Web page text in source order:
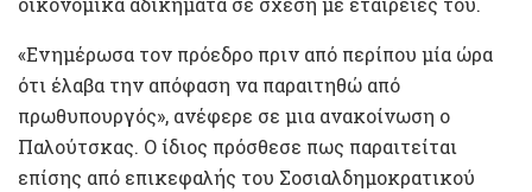
«Ενημέρωσα τον πρόεδρο πριν από περίπου μία ώρα
ότι έλαβα την απόφαση να παραιτηθώ από
πρωθυπουργός», ανέφερε σε μια ανακοίνωση ο
Παλούτσκας. Ο ίδιος πρόσθεσε πως παραιτείται
επίσης από επικεφαλής του Σοσιαλδημοκρατικού